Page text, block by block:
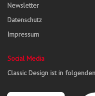
Newsletter
Datenschutz
Impressum
Social Media
Classic Design ist in